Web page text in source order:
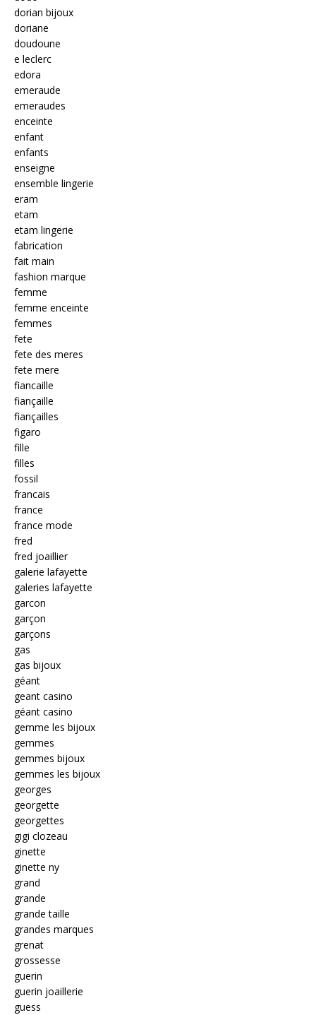
dorian bijoux
doriane
doudoune
e leclerc
edora
emeraude
emeraudes
enceinte
enfant
enfants
enseigne
ensemble lingerie
eram
etam
etam lingerie
fabrication
fait main
fashion marque
femme
femme enceinte
femmes
fete
fete des meres
fete mere
fiancaille
fiançaille
fiançailles
figaro
fille
filles
fossil
francais
france
france mode
fred
fred joaillier
galerie lafayette
galeries lafayette
garcon
garçon
garçons
gas
gas bijoux
géant
geant casino
géant casino
gemme les bijoux
gemmes
gemmes bijoux
gemmes les bijoux
georges
georgette
georgettes
gigi clozeau
ginette
ginette ny
grand
grande
grande taille
grandes marques
grenat
grossesse
guerin
guerin joaillerie
guess